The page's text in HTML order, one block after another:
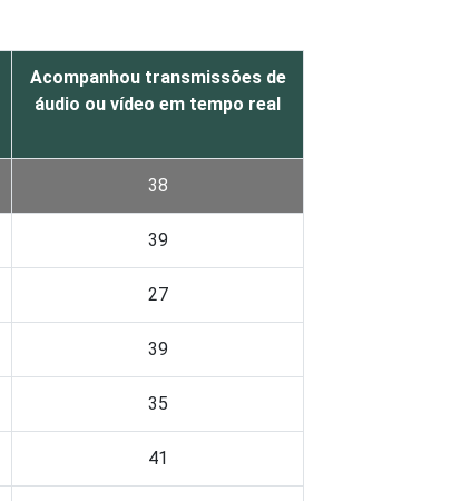
Acompanhou transmissões de
áudio ou vídeo em tempo real
38
39
27
39
35
41